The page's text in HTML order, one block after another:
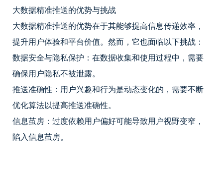
大数据精准推送的优势与挑战
大数据精准推送的优势在于其能够提高信息传递效率，
提升用户体验和平台价值。然而，它也面临以下挑战：
数据安全与隐私保护：在数据收集和使用过程中，需要
确保用户隐私不被泄露。
推送准确性：用户兴趣和行为是动态变化的，需要不断
优化算法以提高推送准确性。
信息茧房：过度依赖用户偏好可能导致用户视野变窄，
陷入信息茧房。